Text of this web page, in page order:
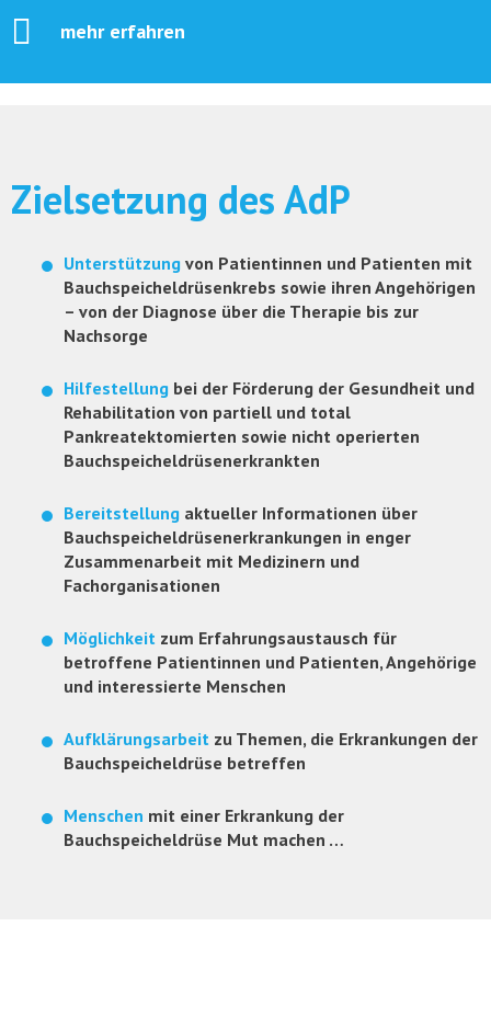
mehr erfahren
Zielsetzung des AdP
Unterstützung von Patientinnen und Patienten mit
Bauchspeicheldrüsenkrebs sowie ihren Angehörigen
– von der Diagnose über die Therapie bis zur
Nachsorge
Hilfestellung bei der Förderung der Gesundheit und
Rehabilitation von partiell und total
Pankreatektomierten sowie nicht operierten
Bauchspeicheldrüsenerkrankten
Bereitstellung aktueller Informationen über
Bauchspeicheldrüsenerkrankungen in enger
Zusammenarbeit mit Medizinern und
Fachorganisationen
Möglichkeit zum Erfahrungsaustausch für
betroffene Patientinnen und Patienten, Angehörige
und interessierte Menschen
Aufklärungsarbeit zu Themen, die Erkrankungen der
Bauchspeicheldrüse betreffen
Menschen mit einer Erkrankung der
Bauchspeicheldrüse Mut machen …